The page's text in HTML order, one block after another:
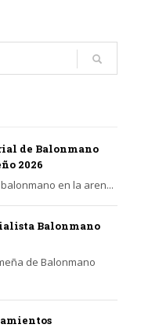
de Balonmano
2026
en la aren...
Balonmano
de Balonmano